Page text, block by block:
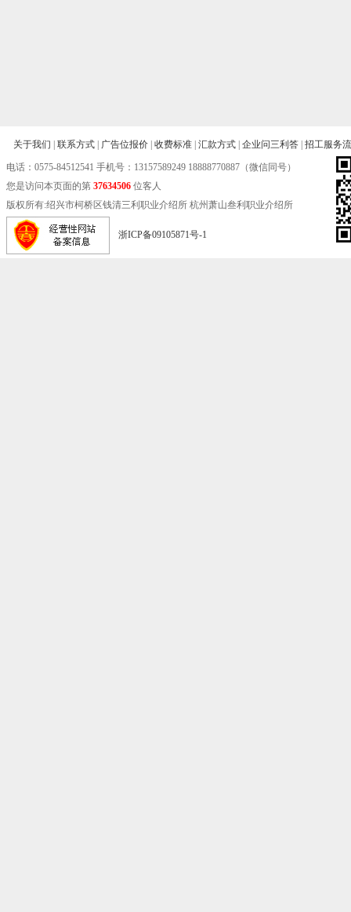
关于我们 联系方式 广告位报价 收费标准 汇款方式 企业问三利答 招工服务
电话： 0575-84512541 手机号：13157589249 18888770887（微信同号）
您是访问本页面的第 37634506 位客人
版权所有:绍兴市柯桥区钱清三利职业介绍所 杭州萧山叁利职业介绍所
浙ICP备09105871号-1